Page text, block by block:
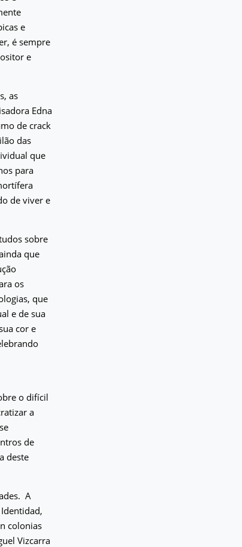
e
é sempre
e
as
Edna
de crack
das
que
para
de viver e
sobre
que
os
que
e de sua
cor e
o difícil
a
de
deste
A
colonias
Vizcarra